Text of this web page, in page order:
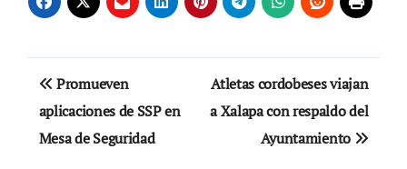
Navegación
de
entradas
Promueven
aplicaciones de SSP en
Mesa de Seguridad
Atletas cordobeses viajan
a Xalapa con respaldo del
Ayuntamiento